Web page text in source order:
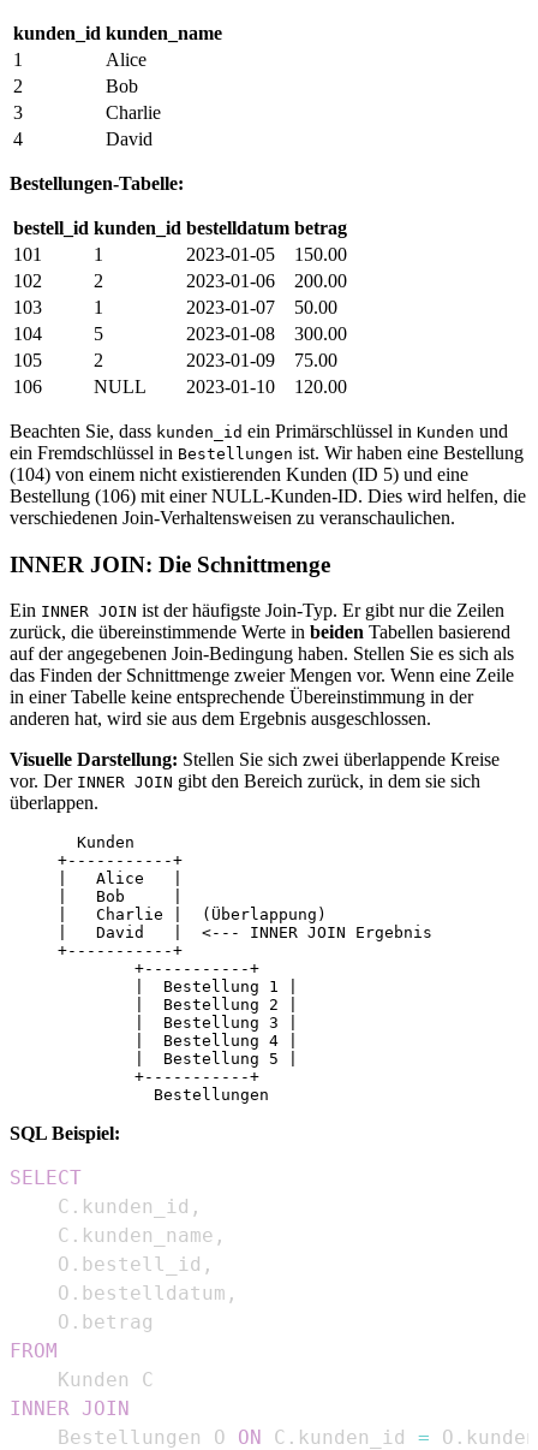
kunden_id kunden_name
1
Alice
2
Bob
3
Charlie
4
David
Bestellungen-Tabelle:
bestell_id kunden_id bestelldatum betrag
101
1 2023-01-05
150.00
102
2 2023-01-06
200.00
103
1 2023-01-07
50.00
104
5 2023-01-08
300.00
105
2 2023-01-09
75.00
106
NULL 2023-01-10 120.00
Beachten Sie, dass kunden_id ein Primärschlüssel in Kunden und
ein Fremdschlüssel in Bestellungen ist. Wir haben eine Bestellung
(104) von einem nicht existierenden Kunden (ID 5) und eine
Bestellung (106) mit einer NULL-Kunden-ID. Dies wird helfen, die
verschiedenen Join-Verhaltensweisen zu veranschaulichen.
INNER JOIN: Die Schnittmenge
Ein INNER JOIN ist der häufigste Join-Typ. Er gibt nur die Zeilen
zurück, die übereinstimmende Werte in beiden Tabellen basierend
auf der angegebenen Join-Bedingung haben. Stellen Sie es sich als
das Finden der Schnittmenge zweier Mengen vor. Wenn eine Zeile
in einer Tabelle keine entsprechende Übereinstimmung in der
anderen hat, wird sie aus dem Ergebnis ausgeschlossen.
Visuelle Darstellung: Stellen Sie sich zwei überlappende Kreise
vor. Der INNER JOIN gibt den Bereich zurück, in dem sie sich
überlappen.
       Kunden
     +-----------+
     |   Alice   |
     |   Bob     |
     |   Charlie |  (Überlappung)
     |   David   |  <--- INNER JOIN Ergebnis
     +-----------+
             +-----------+
             |  Bestellung 1 |
             |  Bestellung 2 |
             |  Bestellung 3 |
             |  Bestellung 4 |
             |  Bestellung 5 |
             +-----------+
SQL Beispiel:
SELECT
    C
. kunden_id ,
    C
. kunden_name ,
    O
. bestell_id ,
    O
. bestelldatum ,
    O
.
FROM
INNER JOIN
    Bestellungen O
ON C . kunden_id = O .